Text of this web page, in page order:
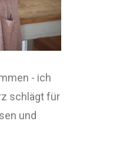
- ich
schlägt für
und